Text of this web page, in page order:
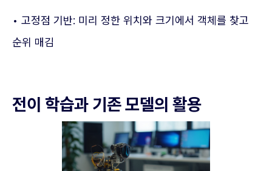
• 고정점 기반: 미리 정한 위치와 크기에서 객체를 찾고
순위 매김
전이 학습과 기존 모델의 활용